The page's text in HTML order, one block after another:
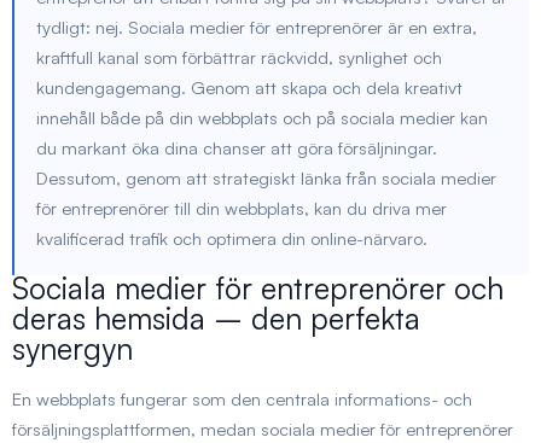
tydligt: nej. Sociala medier för entreprenörer är en extra,
kraftfull kanal som förbättrar räckvidd, synlighet och
kundengagemang. Genom att skapa och dela kreativt
innehåll både på din webbplats och på sociala medier kan
du markant öka dina chanser att göra försäljningar.
Dessutom, genom att strategiskt länka från sociala medier
för entreprenörer till din webbplats, kan du driva mer
kvalificerad trafik och optimera din online-närvaro.
Sociala medier för entreprenörer och
deras hemsida – den perfekta
synergyn
En webbplats fungerar som den centrala informations- och
försäljningsplattformen, medan sociala medier för entreprenörer